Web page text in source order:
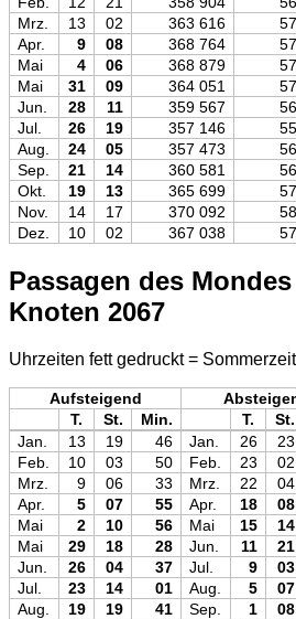
Mrz.
13 02 363 616
Apr.
9 08 368 764
Mai
4 06 368 879
Mai
31 09 364 051
Jun.
28 11 359 567
Jul.
26 19 357 146
Aug.
24 05 357 473
Sep.
21 14 360 581
Okt.
19 13 365 699
Nov.
14 17 370 092
Dez.
10 02 367 038
Passagen des
Knoten 2067
Uhrzeiten fett gedruckt = Sommerzeit
Aufsteigend
T.
St. Min. T. St.
Jan.
13 19 46 Jan. 26 23
Feb.
10 03 50 Feb. 23 02
Mrz.
9 06 33 Mrz. 22 04
Apr.
5 07 55 Apr. 18 08
Mai
2 10 56 Mai 15 14
Mai
29 18 28 Jun. 11 21
Jun.
26 04 37 Jul. 9 03
Jul.
23 14 01 Aug. 5 07
Aug.
19 19 41 Sep. 1 08